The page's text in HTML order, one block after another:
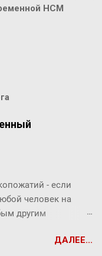
HCM
- если
человек на
другим
разумеется, не
ДАЛЕЕ...